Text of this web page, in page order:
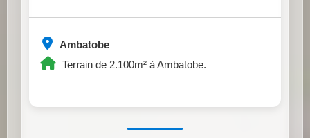
Ambatobe
Terrain de 2.100m² à Ambatobe.